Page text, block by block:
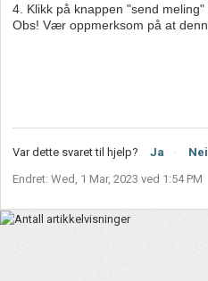
4. Klikk på knappen "send meling"
Obs! Vær oppmerksom på at
Var dette svaret til hjelp? Ja Nei
Endret: Wed, 1 Mar, 2023 ved 1:54 PM